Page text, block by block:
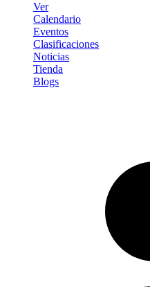
Ver
Calendario
Eventos
Clasificaciones
Noticias
Tienda
Blogs